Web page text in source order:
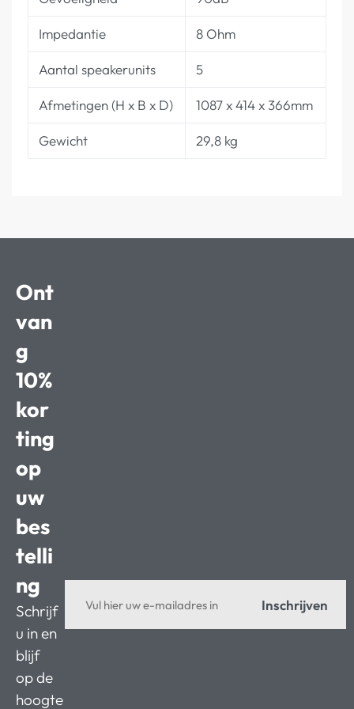
Impedantie 8 Ohm
Aantal speakerunits 5
Afmetingen (H x B x D) 1087 x 414 x 366mm
Gewicht 29,8 kg
Ont
van
g
10%
kor
ting
op
uw
bes
telli
ng
Schrijf
u in en
blijf
op de
hoogte
Inschrijven